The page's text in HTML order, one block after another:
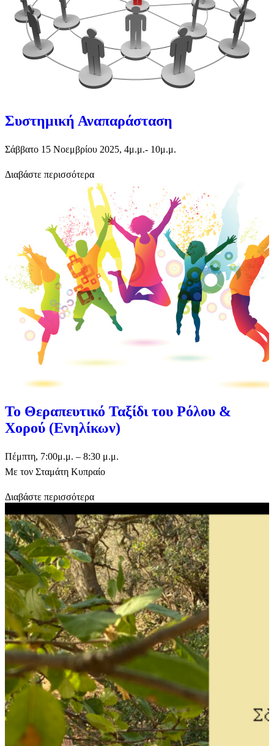
Συστημική Αναπαράσταση
Σάββατο 15 Νοεμβρίου 2025, 4μ.μ.- 10μ.μ.
Διαβάστε περισσότερα
Το Θεραπευτικό Ταξίδι του Ρόλου &
Χορού (Ενηλίκων)
Πέμπτη, 7:00μ.μ. – 8:30 μ.μ.
Με τον Σταμάτη Κυπραίο
Διαβάστε περισσότερα